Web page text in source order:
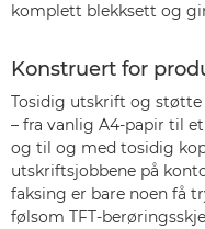
komplett blekksett og
Konstruert for
Tosidig utskrift og
– fra vanlig A4-papir til
og til og med tosidig
utskriftsjobbene på
faksing er bare noen få
følsom TFT-